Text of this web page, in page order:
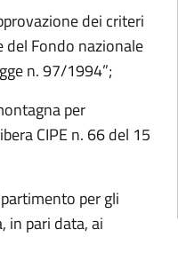
dei criteri
Fondo nazionale
n. 97/1994”;
per
CIPE n. 66 del 15
per gli
in pari data, ai